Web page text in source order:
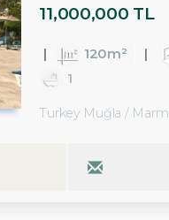
11,000,000 TL
120m²
1
Turkey Muğla /